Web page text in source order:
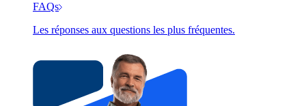
FAQs
Les réponses aux questions les plus fréquentes.